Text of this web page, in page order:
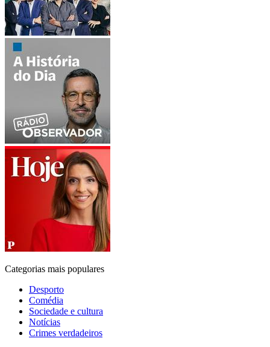
Categorias mais populares
Desporto
Comédia
Sociedade e cultura
Notícias
Crimes verdadeiros